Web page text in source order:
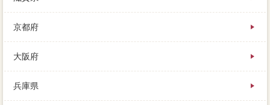
京都府
大阪府
兵庫県